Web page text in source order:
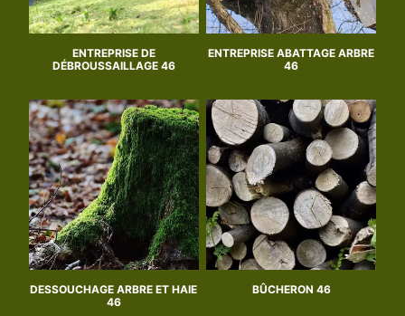
ENTREPRISE DE
DÉBROUSSAILLAGE 46
ENTREPRISE ABATTAGE ARBRE
46
DESSOUCHAGE ARBRE ET HAIE
46
BÛCHERON 46